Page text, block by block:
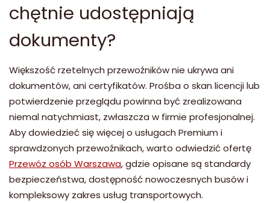
chętnie udostępniają
dokumenty?
Większość rzetelnych przewoźników nie ukrywa ani
dokumentów, ani certyfikatów. Prośba o skan licencji lub
potwierdzenie przeglądu powinna być zrealizowana
niemal natychmiast, zwłaszcza w firmie profesjonalnej.
Aby dowiedzieć się więcej o usługach Premium i
sprawdzonych przewoźnikach, warto odwiedzić ofertę
Przewóz osób Warszawa, gdzie opisane są standardy
bezpieczeństwa, dostępność nowoczesnych busów i
kompleksowy zakres usług transportowych.